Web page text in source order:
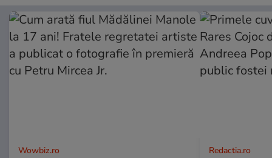
Wowbiz.ro Redactia.ro